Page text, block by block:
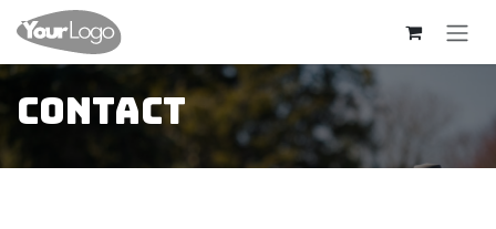
Overslaan naar inhoud
Contact